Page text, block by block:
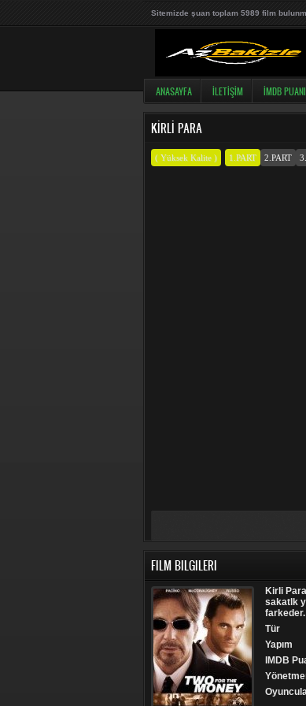
Sitemizde şuan toplam 5989 film
ANASAYFA İLETIŞIM İMDB PUANI
KIRLI PARA
( Yüksek Kalite ) 1.PART 2.PART
FILM BILGILERI
Kirli
sakatlk
Tür
Yapım
IMDB